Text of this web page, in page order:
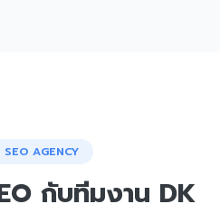
SEO AGENCY
กับทีมงาน DK